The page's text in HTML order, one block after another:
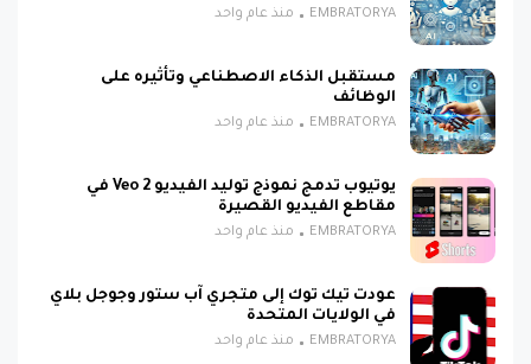
EMBRATORYA منذ عام واحد
مستقبل الذكاء الاصطناعي وتأثيره على
الوظائف
EMBRATORYA منذ عام واحد
يوتيوب تدمج نموذج توليد الفيديو Veo 2 في
مقاطع الفيديو القصيرة
EMBRATORYA منذ عام واحد
عودت تيك توك إلى متجري آب ستور وجوجل بلاي
في الولايات المتحدة
EMBRATORYA منذ عام واحد